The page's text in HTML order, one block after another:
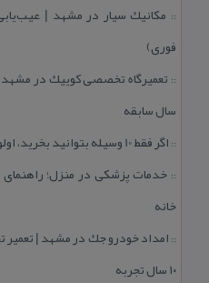
:: مكانیك سیار در مشهد |
فوری)
::
سال سابقه
:: اگر فقط 10 وسیله بتوانید بخرید، اولویت با كدام تجهیزات است؟
:: خدمات پزشكی در منزل؛
خانه
::
۱۰ سال تجربه